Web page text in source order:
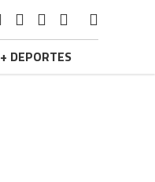
+ DEPORTES